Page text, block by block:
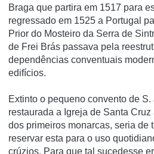
Braga que partira em 1517 para
regressado em 1525 a Portugal
Prior do Mosteiro da Serra de
de Frei Brás passava pela
dependências conventuais
edifícios.
Extinto o pequeno convento de
restaurada a Igreja de Santa
dos primeiros monarcas, seria de
reservar esta para o uso
crúzios. Para que tal sucedesse